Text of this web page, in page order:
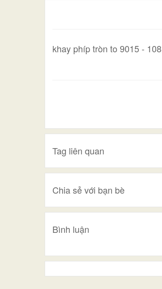
khay phíp tròn to 9015 - 108
Tag liên quan
Chia sẻ với bạn bè
Bình luận